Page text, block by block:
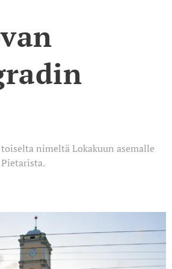
nimeltä Lokakuun asemalle